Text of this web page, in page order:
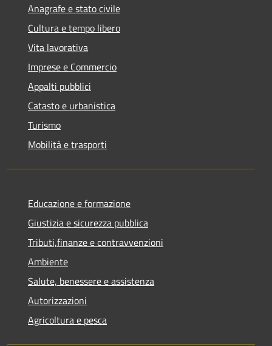
Anagrafe e stato civile
Cultura e tempo libero
Vita lavorativa
Imprese e Commercio
Appalti pubblici
Catasto e urbanistica
Turismo
Mobilità e trasporti
Educazione e formazione
Giustizia e sicurezza pubblica
Tributi,finanze e contravvenzioni
Ambiente
Salute, benessere e assistenza
Autorizzazioni
Agricoltura e pesca